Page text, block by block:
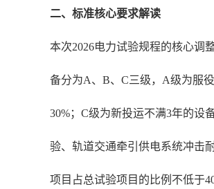
二、标准核心要求解读
本次2026电力试验规程的核心调
备分为A、B、C三级，A级为服
30%；C级为新投运不满3年的设
验、轨道交通牵引供电系统冲击
项目占总试验项目的比例不低于